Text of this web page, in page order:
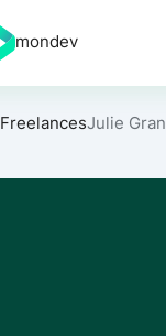
mondev
FreelancesJulie